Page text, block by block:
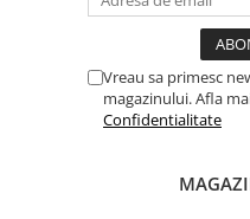
Tratament semințe
Insecticide
Biostimulatori
Fertilizanți foliari
Vreau sa primesc
magazinului. Afla
Confidentialitate